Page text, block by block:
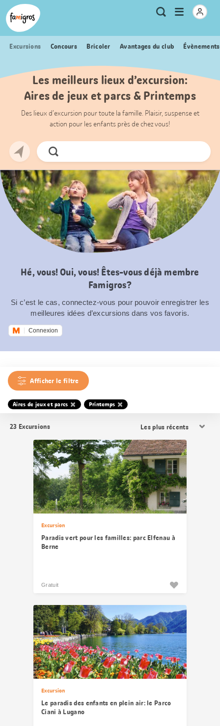
Signets
de
navigation
Header
Logo Métanavigation
RechercheOuvrir
Excursions Concours Bricoler Avantages du club
Les meilleurs lieux d’excursion:
Aires de jeux et parcs & Printemps
Des lieux d’excursion pour toute la famille. Plaisir, suspense et
action pour les enfants près de chez vous!
Chercher
Hé, vous! Oui, vous! Êtes-vous déjà membre
Famigros?
Si c’est le cas, connectez-vous pour pouvoir enregistrer les
meilleures idées d’excursions dans vos favoris.
Connexion
Afficher le filtre
Aires de jeux et parcs Printemps
23 Excursions
les
résultats
Excursion
Paradis vert pour les familles: parc Elfenau à
Berne
Gratuit
Excursion
Le paradis des enfants en plein air: le Parco
Ciani à Lugano